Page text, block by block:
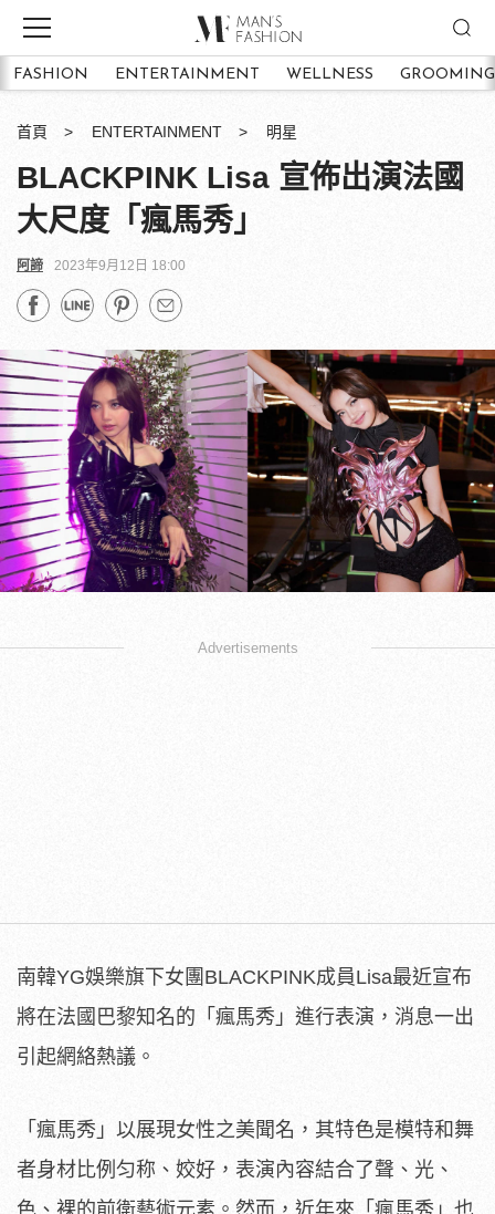
FASHION ENTERTAINMENT WELLNESS GROOMING
首頁 ENTERTAINMENT 明星
BLACKPINK Lisa 宣佈出演法國
大尺度「瘋馬秀」
阿諦 2023年9月12日 18:00
Advertisements
南韓YG娛樂旗下女團BLACKPINK成員Lisa最近宣布
將在法國巴黎知名的「瘋馬秀」進行表演，消息一出
引起網絡熱議。
「瘋馬秀」以展現女性之美聞名，其特色是模特和舞
者身材比例匀称、姣好，表演內容結合了聲、光、
色、裸的前衛藝術元素。然而，近年來「瘋馬秀」也